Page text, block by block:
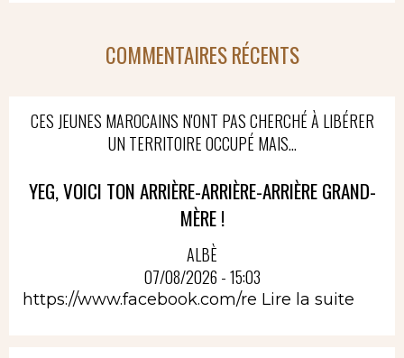
COMMENTAIRES RÉCENTS
CES JEUNES MAROCAINS N'ONT PAS CHERCHÉ À LIBÉRER
UN TERRITOIRE OCCUPÉ MAIS...
YEG, VOICI TON ARRIÈRE-ARRIÈRE-ARRIÈRE GRAND-
MÈRE !
ALBÈ
07/08/2026 - 15:03
https://www.facebook.com/re Lire la suite